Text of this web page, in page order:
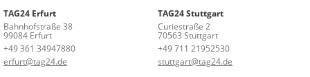
TAG24 Erfurt
Bahnhofstraße 38
99084 Erfurt
+49 361 34947880
erfurt@tag24.de
TAG24 Stuttgart
Curiestraße 2
70563 Stuttgart
+49 711 21952530
stuttgart@tag24.de